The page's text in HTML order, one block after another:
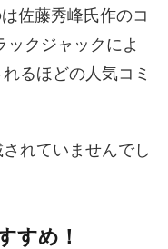
佐藤秀峰氏作のコ
ックジャックによ
るほどの人気コミ
れていませんでし
すめ！